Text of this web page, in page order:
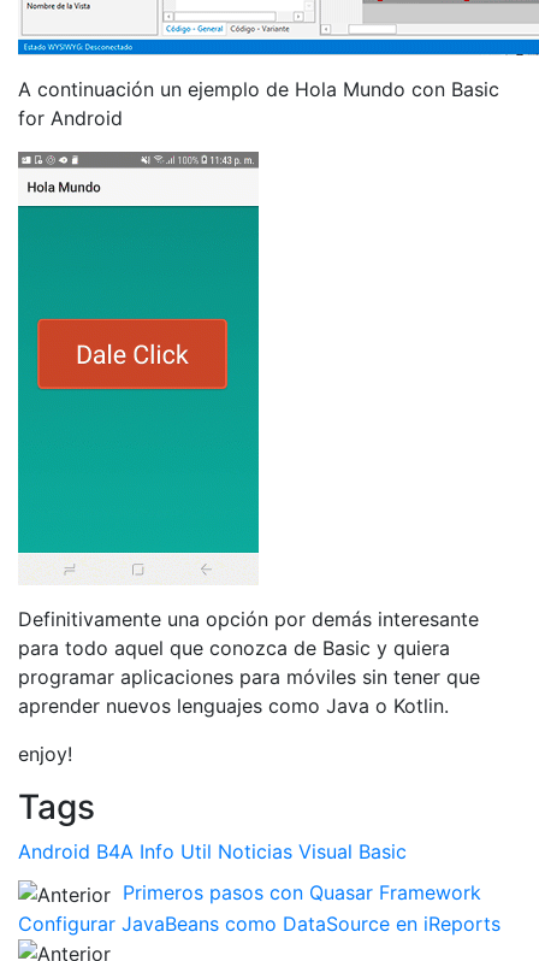
A continuación un ejemplo de Hola Mundo con Basic
for Android
Definitivamente una opción por demás interesante
para todo aquel que conozca de Basic y quiera
programar aplicaciones para móviles sin tener que
aprender nuevos lenguajes como Java o Kotlin.
enjoy!
Tags
Android B4A Info Util Noticias Visual Basic
Primeros pasos con Quasar Framework
Configurar JavaBeans como DataSource en iReports